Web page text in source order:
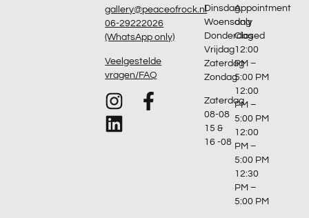
gallery@peaceofrock.nl
06-29222026
(WhatsApp only)
Veelgestelde
vragen/FAQ
Dinsdag
Woensdag
Donderdag
Vrijdag
Zaterdag
Zondag
Zaterdag
08-08
15 &
16 -08
Appointment
only
Closed
12:00
PM –
5:00 PM
12:00
PM –
5:00 PM
12:00
PM –
5:00 PM
12:30
PM –
5:00 PM